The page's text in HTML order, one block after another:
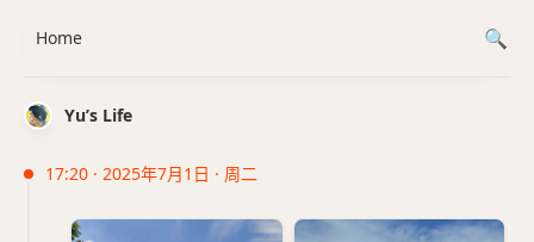
Yu’s Life
17:20 · 2025年7月1日 · 周二
Home